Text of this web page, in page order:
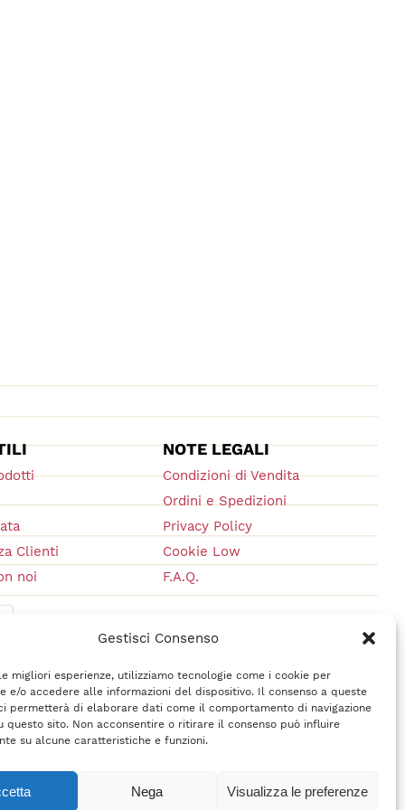
Gestisci Consenso
migliori esperienze, utilizziamo tecnologie come i cookie per
e/o accedere alle informazioni del dispositivo. Il consenso a queste
permetterà di elaborare dati come il comportamento di navigazione
questo sito. Non acconsentire o ritirare il consenso può influire
su alcune caratteristiche e funzioni.
Nega Visualizza le preferenze
Clienti
noi
NOTE LEGALI
Condizioni di Vendita
Ordini e Spedizioni
Privacy Policy
Cookie Low
F.A.Q.